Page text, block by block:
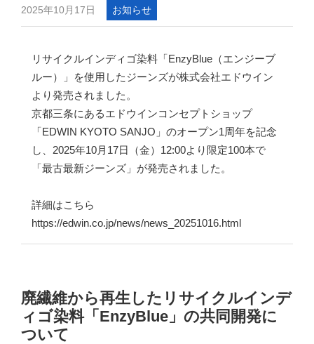
2025年10月17日 お知らせ
リサイクルインディゴ染料「EnzyBlue（エンジーブ
ルー）」を使用したジーンズが株式会社エドウイン
より発売されました。
京都三条にあるエドウインコンセプトショップ
「EDWIN KYOTO SANJO」のオープン1周年を記念
し、2025年10月17日（金）12:00より限定100本で
「最古最新ジーンズ」が発売されました。
詳細はこちら
https://edwin.co.jp/news/news_20251016.html
廃繊維から再生したリサイクルインデ
ィゴ染料「EnzyBlue」の共同開発に
ついて